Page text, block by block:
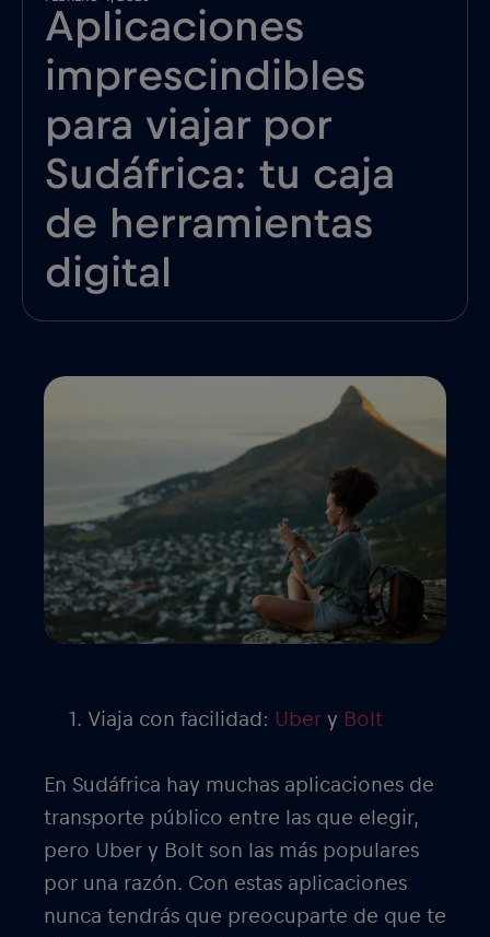
Aplicaciones
imprescindibles
para viajar por
Sudáfrica: tu caja
de herramientas
digital
Viaja con facilidad: Uber y Bolt
En Sudáfrica hay muchas aplicaciones de
transporte público entre las que elegir,
pero Uber y Bolt son las más populares
por una razón. Con estas aplicaciones
nunca tendrás que preocuparte de que te